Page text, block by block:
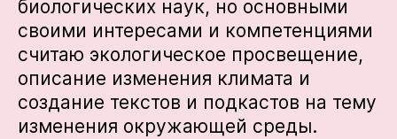
биологических наук, но основными
своими интересами и компетенциями
считаю экологическое просвещение,
описание изменения климата и
создание текстов и подкастов на тему
изменения окружающей среды.